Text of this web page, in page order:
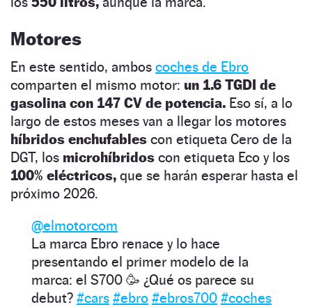
Motores
En este sentido, ambos coches de Ebro
comparten el mismo motor: un 1.6 TGDI de
gasolina con 147 CV de potencia. Eso sí, a lo
largo de estos meses van a llegar los motores
híbridos enchufables con etiqueta Cero de la
DGT, los microhíbridos con etiqueta Eco y los
100% eléctricos, que se harán esperar hasta el
próximo 2026.
@elmotorcom
La marca Ebro renace y lo hace
presentando el primer modelo de la
marca: el S700 🥳 ¿Qué os parece su
debut? #cars #ebro #ebros700 #coches